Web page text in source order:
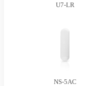
U7-LR
NS-5AC